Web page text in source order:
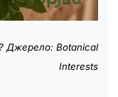
Джерело: Botanical
Interests